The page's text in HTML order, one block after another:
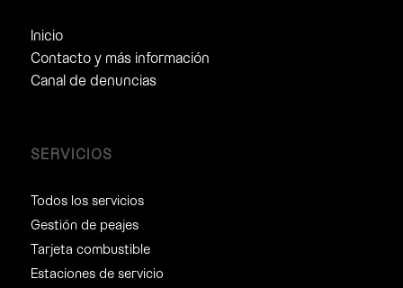
Inicio
Contacto y más información
Canal de denuncias
SERVICIOS
Todos los servicios
Gestión de peajes
Tarjeta combustible
Estaciones de servicio